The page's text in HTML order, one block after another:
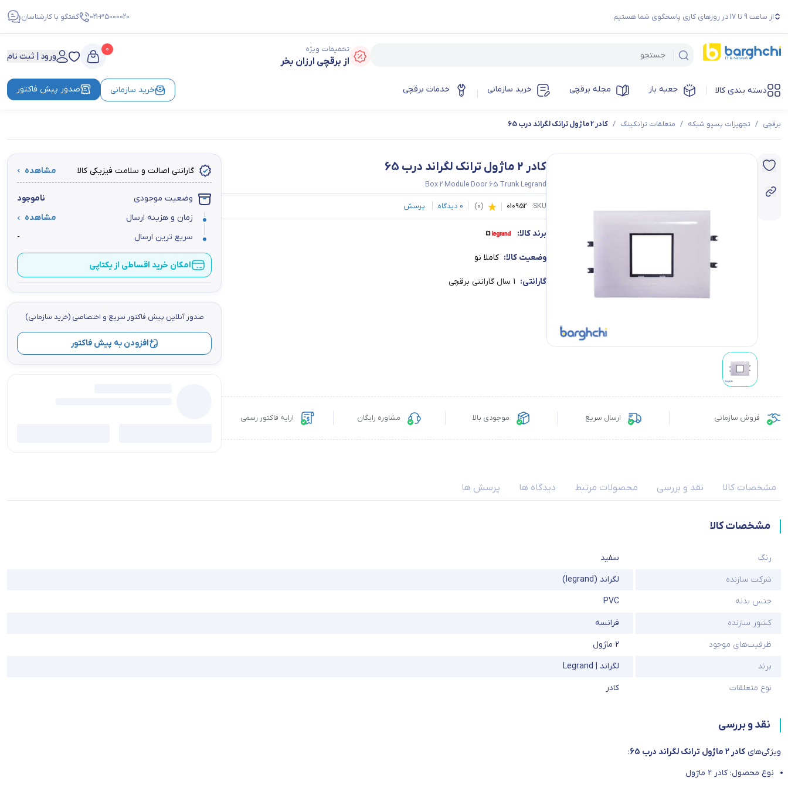
از ساعت 9 تا 17 در روزهای کاری پاسخگوی شما هستیم 021-35000020 گفتگو با کارشناسان
تخفیفات ویژه
از برقچی ارزان بخر
0
ورود | ثبت نام
دسته بندی کالا جعبه باز مجله برقچی خرید سازمانی خدمات برقچی خرید سازمانی صدور پیش فاکتور
برقچی / تجهیزات پسیو شبکه / متعلقات ترانکینگ / کادر 2 ماژول ترانک لگراند درب 65
کادر 2 ماژول ترانک لگراند درب 65
Box 2 Module Door 65 Trunk Legrand
SKU:
010952
(
0
)
0 دیدگاه پرسش
برند کالا:
وضعیت کالا: کاملا نو
گارانتی: 1 سال گارانتی برقچی
فروش سازمانی ارسال سریع موجودی بالا مشاوره رایگان ارایه فاکتور رسمی
گارانتی اصالت و سلامت فیزیکی کالا مشاهده
وضعیت موجودی
ناموجود
زمان و هزینه ارسال
مشاهده
سریع ترین ارسال
-
امکان خرید اقساطی از یکتاپی
صدور آنلاین پيش فاكتور سریع و اختصاصي (خرید سازمانی)
افزودن به پیش فاکتور
مشخصات کالا نقد و بررسی محصولات مرتبط دیدگاه ها پرسش ها
مشخصات کالا
رنگ
سفید
شرکت سازنده
لگراند (legrand)
جنس بدنه
PVC
کشور سازنده
فرانسه
ظرفیت‌های موجود
2 ماژول
برند
لگراند | Legrand
نوع متعلقات
کادر
نقد و بررسی
ویژگی‌های کادر 2 ماژول ترانک لگراند درب 65
:
نوع محصول: کادر 2 ماژول